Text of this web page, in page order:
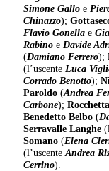
Simone Galloe
Chinazzo);
Flavio Gonella e
Rabino e Davide
(Damiano Ferrero);
(l’uscente Luca
Corrado Benotto);
Paroldo (Andrea
Carbone);
Benedetto Belbo (
Serravalle Langhe
Somano (Elena
(l’uscenteAndrea
Cerrino).